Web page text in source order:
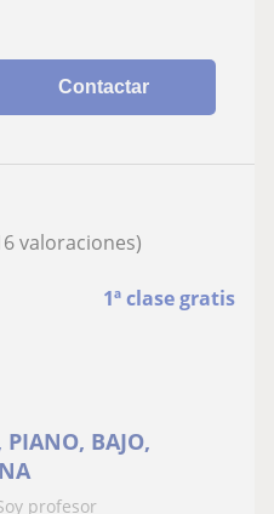
Contactar
1ª clase gratis
valoraciones)
PIANO, BAJO,
profesor